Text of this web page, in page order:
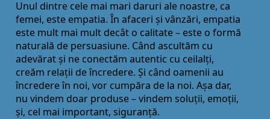
Unul dintre cele mai mari daruri ale noastre, ca
femei, este empatia. În afaceri și vânzări, empatia
este mult mai mult decât o calitate – este o formă
naturală de persuasiune. Când ascultăm cu
adevărat și ne conectăm autentic cu ceilalţi,
creăm relaţii de încredere. Și când oamenii au
încredere în noi, vor cumpăra de la noi. Așa dar,
nu vindem doar produse – vindem soluţii, emoţii,
și, cel mai important, siguranţă.